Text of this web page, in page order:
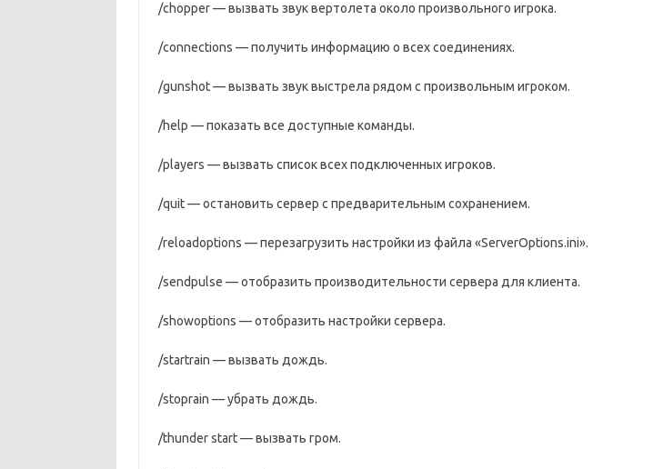
/chopper — вызвать звук вертолета около произвольного игрока.
/connections — получить информацию о всех соединениях.
/gunshot — вызвать звук выстрела рядом с произвольным игроком.
/help — показать все доступные команды.
/players — вызвать список всех подключенных игроков.
/quit — остановить сервер с предварительным сохранением.
/reloadoptions — перезагрузить настройки из файла «ServerOptions.ini».
/sendpulse — отобразить производительности сервера для клиента.
/showoptions — отобразить настройки сервера.
/startrain — вызвать дождь.
/stoprain — убрать дождь.
/thunder start — вызвать гром.